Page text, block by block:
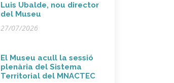
Luis Ubalde, nou director
del Museu
27/07/2026
El Museu acull la sessió
plenària del Sistema
Territorial del MNACTEC